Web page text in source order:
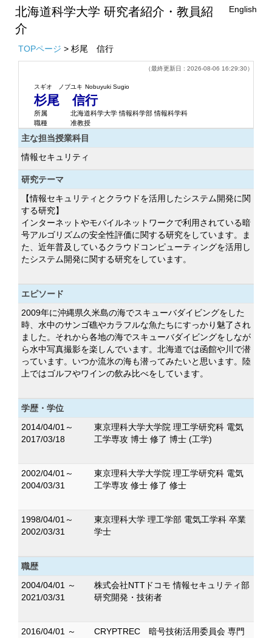
北海道科学大学 研究者紹介・教員紹
介
English
TOPページ > 杉尾 信行
（最終更新日 : 2026-08-06 16:29:30）
スギオ ノブユキ Nobuyuki Sugio
杉尾 信行
所属
北海道科学大学 情報科学部 情報科学科
職種
准教授
主な担当授業科目
情報セキュリティ
研究テーマ
【情報セキュリティとクラウドを活用したシステム開発に関
する研究】
インターネットやモバイルネットワークで利用されている暗
号アルゴリズムの安全性評価に関する研究をしています。ま
た、近年普及しているクラウドコンピューティングを活用し
たシステム開発に関する研究をしています。
エピソード
2009年に沖縄県久米島の海でスキューバダイビングをした
時、水中のサンゴ礁やカラフルな魚たちにすっかり魅了され
ました。それから各地の海でスキューバダイビングをしなが
ら水中写真撮影を楽しんでいます。北海道では函館や川で潜
っています。いつか流氷の海も潜ってみたいと思います。陸
上ではゴルフやワインの飲み比べをしています。
学歴・学位
2014/04/01～
2017/03/18
東京理科大学大学院 理工学研究科 電気
工学専攻 博士 修了 博士 (工学)
2002/04/01～
2004/03/31
東京理科大学大学院 理工学研究科 電気
工学専攻 修士 修了 修士
1998/04/01～
2002/03/31
東京理科大学 理工学部 電気工学科 卒業
学士
職歴
2004/04/01 ～
2021/03/31
株式会社NTTドコモ 情報セキュリティ部
研究開発・技術者
2016/04/01 ～
CRYPTREC 暗号技術活用委員会 専門